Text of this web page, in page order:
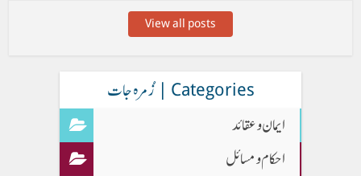
View all posts
Categories | زُمرہ جات
ایمان وعقائد
احکام و مسائل